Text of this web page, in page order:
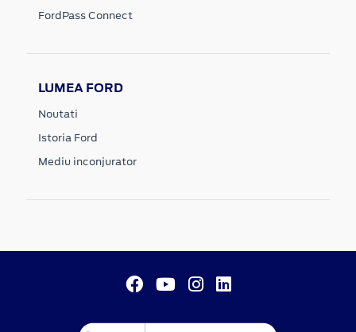
FordPass Connect
LUMEA FORD
Noutati
Istoria Ford
Mediu inconjurator